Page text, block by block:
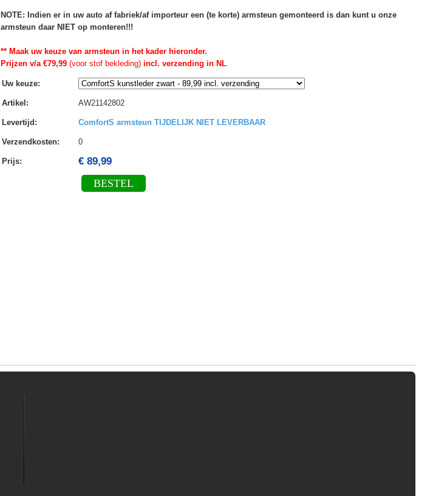
NOTE: Indien er in uw auto af fabriek/af importeur een (te korte) armsteun gemonteerd is dan kunt u onze
armsteun daar NIET op monteren!!!
** Maak uw keuze van armsteun in het kader hieronder.
Prijzen v/a €79,99(voor stof bekleding)incl. verzending in NL.
Uw keuze:
Artikel : AW21142802
Levertijd : ComfortS armsteun TIJDELIJK NIET LEVERBAAR
Verzendkosten: 0
Prijs: € 89,99
BESTEL